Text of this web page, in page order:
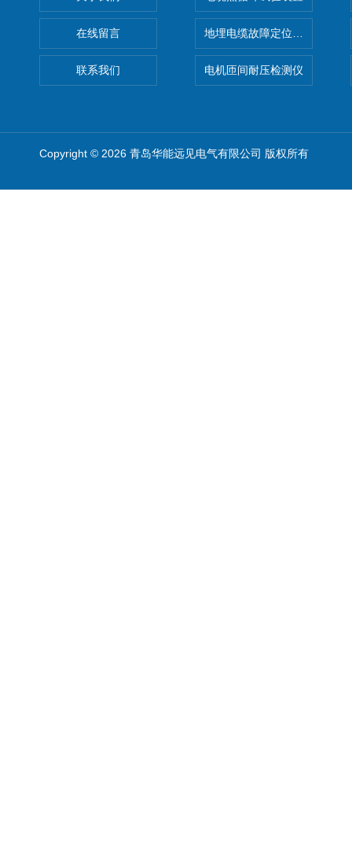
在线留言
联系我们
地埋电缆故障定位仪 地下电
电机匝间耐压检测仪
Copyright © 2026 青岛华能远见电气有限公司 版权所有